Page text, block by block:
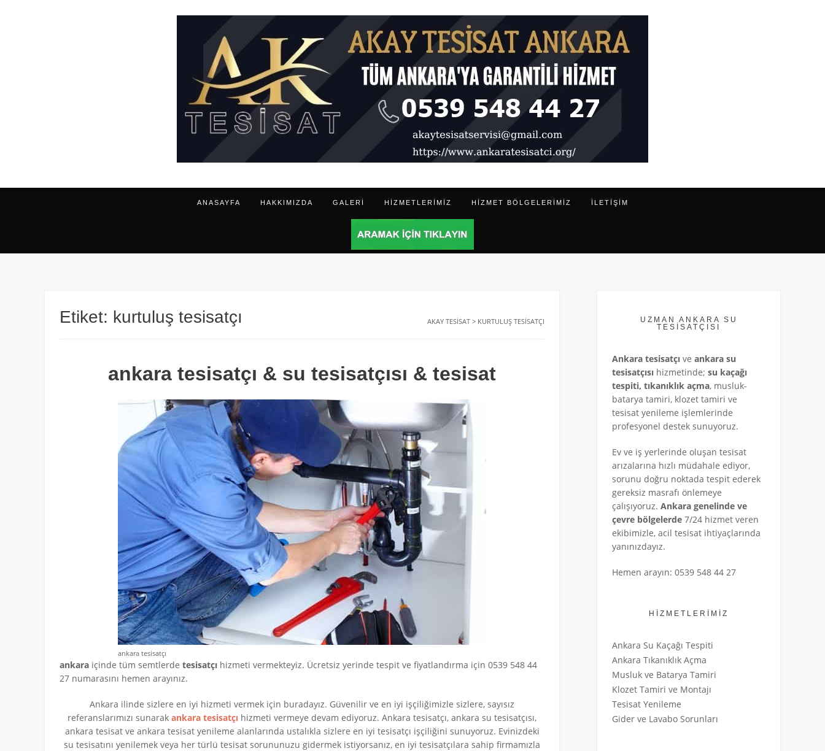
ANASAYFA HAKKIMIZDA GALERI HIZMETLERIMIZ HIZMET BÖLGELERIMIZ ILETIŞIM
Etiket: kurtuluş tesisatçı AKAY TESISAT > KURTULUŞ TESISATÇI
ankara tesisatçı & su tesisatçısı & tesisat
ankara tesisatçı
ankara içinde tüm semtlerde tesisatçı hizmeti vermekteyiz. Ücretsiz yerinde tespit ve fiyatlandırma için 0539 548 44
27 numarasını hemen arayınız.
Ankara ilinde sizlere en iyi hizmeti vermek için buradayız. Güvenilir ve en iyi işçiliğimizle sizlere, sayısız
referanslarımızı sunarak ankara tesisatçı hizmeti vermeye devam ediyoruz. Ankara tesisatçı, ankara su tesisatçısı,
ankara tesisat ve ankara tesisat yenileme alanlarında ustalıkla sizlere en iyi tesisatçı işçiliğini sunuyoruz. Evinizdeki
su tesisatını yenilemek veya her türlü tesisat sorununuzu gidermek istiyorsanız, en iyi tesisatçılara sahip firmamızla
UZMAN ANKARA SU
TESİSATÇISI
Ankara tesisatçı ve ankara su
tesisatçısı hizmetinde; su kaçağı
tespiti, tıkanıklık açma, musluk-
batarya tamiri, klozet tamiri ve
tesisat yenileme işlemlerinde
profesyonel destek sunuyoruz.
Ev ve iş yerlerinde oluşan tesisat
arızalarına hızlı müdahale ediyor,
sorunu doğru noktada tespit ederek
gereksiz masrafı önlemeye
çalışıyoruz. Ankara genelinde ve
çevre bölgelerde 7/24 hizmet veren
ekibimizle, acil tesisat ihtiyaçlarında
yanınızdayız.
Hemen arayın: 0539 548 44 27
HİZMETLERİMİZ
Ankara Su Kaçağı Tespiti
Ankara Tıkanıklık Açma
Musluk ve Batarya Tamiri
Klozet Tamiri ve Montajı
Tesisat Yenileme
Gider ve Lavabo Sorunları